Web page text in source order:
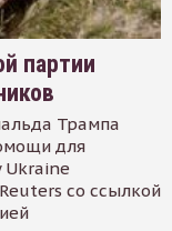
партии
Трампа
для
Ukraine
со ссылкой